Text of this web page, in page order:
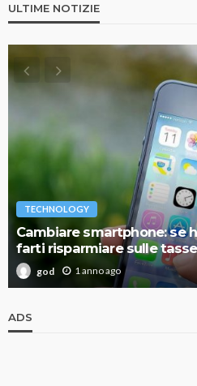
ULTIME NOTIZIE
TECHNOLOGY
Cambiare smartphone: se
farti risparmiare sulle tasse
god 1 anno ago
ADS